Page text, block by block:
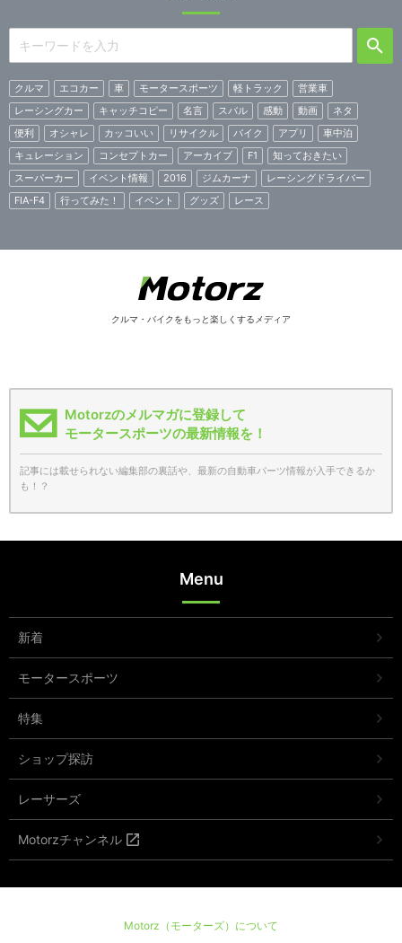
クルマ エコカー 車 モータースポーツ 軽トラック
営業車
レーシングカー
キャッチコピー 名言 スバル 感動 動画
ネタ
便利
オシャレ カッコいい リサイクル バイク アプリ
車中泊
キュレーション
コンセプトカー アーカイブ F1
知っておきたい
スーパーカー
イベント情報 2016 ジムカーナ
レーシングドライバー
FIA-F4
行ってみた！ イベント グッズ レース
クルマ・バイクをもっと楽しくするメディア
Motorzのメルマガに登録して
モータースポーツの最新情報を！
記事には載せられない編集部の裏話や、最新の自動車パーツ情報が入手できるか
も！？
Menu
新着
モータースポーツ
特集
ショップ探訪
レーサーズ
Motorzチャンネル
Motorz（モーターズ）について